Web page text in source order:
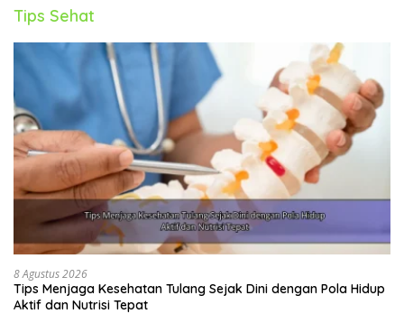
Tips Sehat
8 Agustus 2026
Tips Menjaga Kesehatan Tulang Sejak Dini dengan Pola Hidup
Aktif dan Nutrisi Tepat